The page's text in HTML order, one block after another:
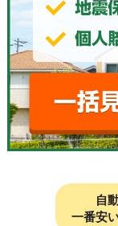
自
一番安